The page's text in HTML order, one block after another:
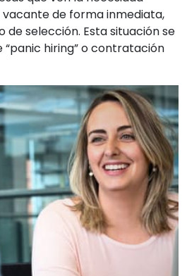
de forma inmediata,
selección. Esta situación se
hiring” o contratación